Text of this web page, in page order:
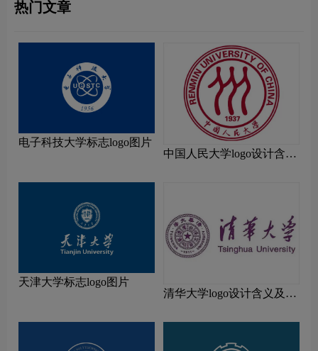
热门文章
电子科技大学标志logo图片
中国人民大学logo设计含义
天津大学标志logo图片
清华大学logo设计含义及设